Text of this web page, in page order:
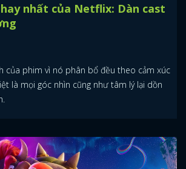
nhất của Netflix: Dàn cast
của phim vì nó phân bổ đều theo cảm xúc
là mọi góc nhìn cũng như tâm lý lại dồn